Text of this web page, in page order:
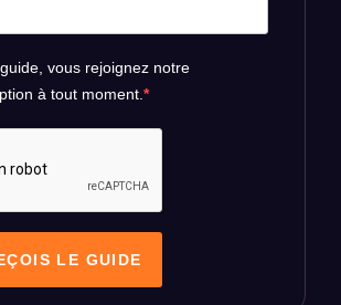
vous rejoignez notre
à tout moment.
LE GUIDE